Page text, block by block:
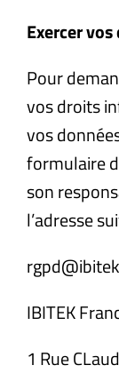
Exercer
Pour
vos droits
vos
formulaire
son
l’adresse
IBITEK
1 Rue